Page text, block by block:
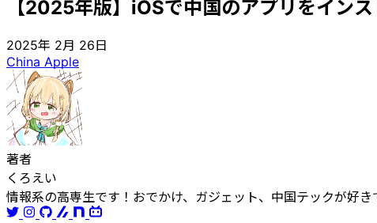
【2025年版】iOSで中国のアプリをイン
2025年 2月 26日
China Apple
著者
くろえい
情報系の高専生です！おでかけ、ガジェット、中国テックが好